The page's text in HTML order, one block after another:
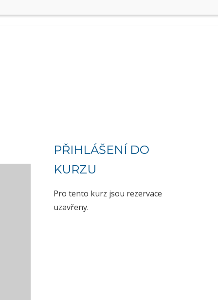
PŘIHLÁŠENÍ DO
KURZU
Pro tento kurz jsou rezervace
uzavřeny.